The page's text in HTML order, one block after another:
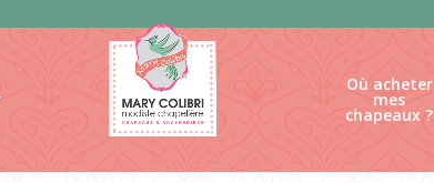
Où acheter
mes
chapeaux ?